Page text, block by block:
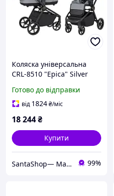
Коляска універсальна
CRL-8510 "Epica" Silver
Готово до відправки
від 1824₴/міс
18 244₴
Купити
SantaShop— Магазин дитячих іграшок 99%